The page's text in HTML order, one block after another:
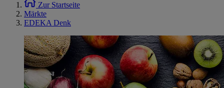
Zur Startseite
Märkte
EDEKA Denk